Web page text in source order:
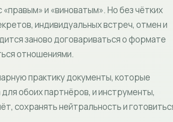
и «виноватым». Но без чётких
индивидуальных встреч, отмен и
заново договариваться о формате
отношениями.
практику документы, которые
обоих партнёров, и инструменты,
сохранять нейтральность и